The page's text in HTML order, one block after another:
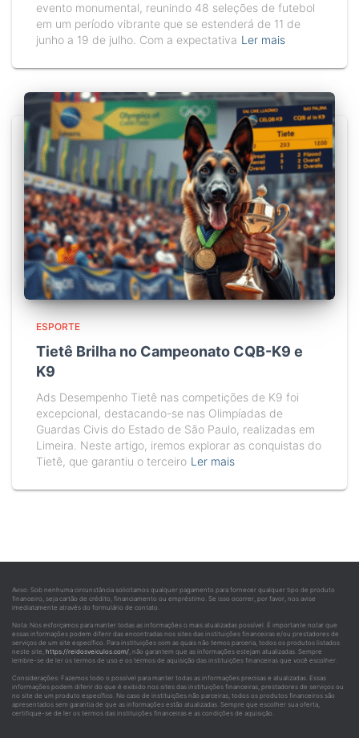
evento monumental, reunindo 48 seleções de futebol
em um período vibrante que se estenderá de 11 de
junho a 19 de julho. Com a expectativa Ler mais
ESPORTE
Tietê Brilha no Campeonato CQB-K9 e
K9
Ads Desempenho Tietê nas competições de K9 foi
excepcional, destacando-se nas Olimpíadas de
Guardas Civis do Estado de São Paulo, realizadas em
Limeira. Neste artigo, iremos explorar as conquistas do
Tietê, que garantiu o terceiro Ler mais
Aviso: Sob nenhuma circunstância solicitamos qualquer pagamento para fornecer qualquer tipo de produto
financeiro, seja cartão de crédito, financiamento ou empréstimo. Se isso ocorrer, por favor, nos avise
imediatamente através do formulário de contato.
Nota: Nos esforçamos para manter todas as informações o mais atualizadas possível. É importante notar que
essas informações podem diferir das encontradas nos sites das instituições financeiras e/ou prestadores de
serviços de um site específico. Para instituições com as quais não temos parceria, todos os produtos listados
neste site, https://reidosveiculos.com/, não garantem que as informações estejam atualizadas. Sempre
lembre-se de ler os termos de uso e os termos de aquisição das instituições financeiras que você escolher.
Considerações: Fazemos todo o possível para manter todas as informações precisas e atualizadas. Essas
informações podem diferir do que é exibido nos sites das instituições financeiras, prestadores de serviços ou
no site de um produto específico. No caso de instituições não parceiras, todos os produtos financeiros são
apresentados sem garantia de que as informações estão atualizadas. Sempre que escolher sua oferta,
certifique-se de ler os termos das instituições financeiras e as condições de aquisição.